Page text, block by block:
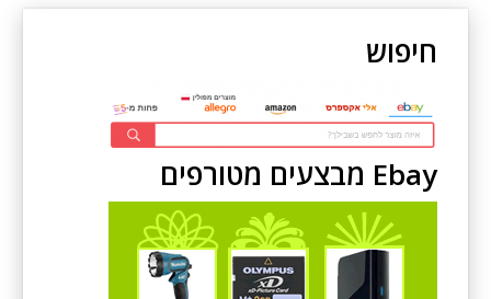
חיפוש
Ebay מבצעים מטורפים